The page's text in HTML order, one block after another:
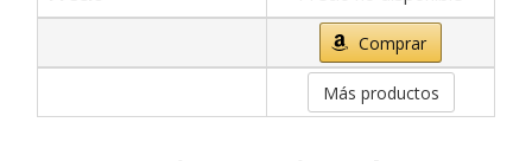
Comprar
Más productos